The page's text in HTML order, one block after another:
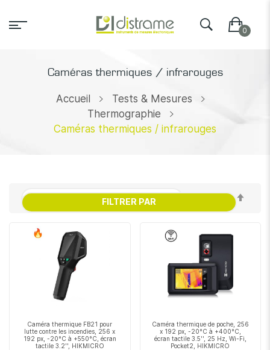
Caméras thermiques / infrarouges
Accueil
Tests & Mesures
Thermographie
Caméras thermiques / infrarouges
Caméra thermique FB21 pour
lutte contre les incendies, 256 x
192 px, -20°C à +550°C, écran
tactile 3.2'', HIKMICRO
Caméra thermique de poche, 256
x 192 px, -20°C à +400°C,
écran tactile 3.5'', 25 Hz, Wi-Fi,
Pocket2, HIKMICRO
FILTRER PAR